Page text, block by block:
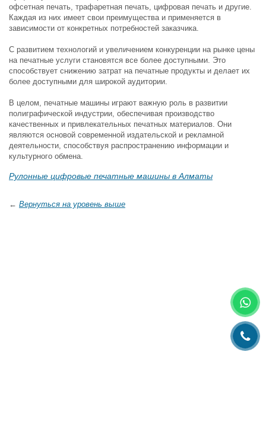
офсетная печать, трафаретная печать, цифровая печать и другие.
Каждая из них имеет свои преимущества и применяется в
зависимости от конкретных потребностей заказчика.
С развитием технологий и увеличением конкуренции на рынке цены
на печатные услуги становятся все более доступными. Это
способствует снижению затрат на печатные продукты и делает их
более доступными для широкой аудитории.
В целом, печатные машины играют важную роль в развитии
полиграфической индустрии, обеспечивая производство
качественных и привлекательных печатных материалов. Они
являются основой современной издательской и рекламной
деятельности, способствуя распространению информации и
культурного обмена.
Рулонные цифровые печатные машины в Алматы
← Вернуться на уровень выше